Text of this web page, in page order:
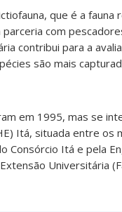
que é a
com
contribui para a
são mais
em 1995, mas se
Itá, situada entre os
Consórcio Itá e pela
Universitária